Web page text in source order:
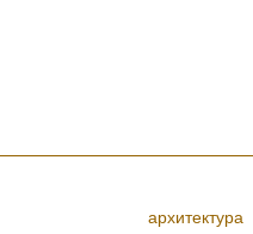
архитектура